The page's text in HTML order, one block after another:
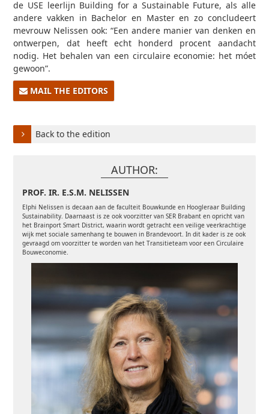
de USE leerlijn Building for a Sustainable Future, als alle
andere vakken in Bachelor en Master en zo concludeert
mevrouw Nelissen ook: “Een andere manier van denken en
ontwerpen, dat heeft echt honderd procent aandacht
nodig. Het behalen van een circulaire economie: het móet
gewoon”.
MAIL THE EDITORS
Back to the edition
AUTHOR:
PROF. IR. E.S.M. NELISSEN
Elphi Nelissen is decaan aan de faculteit Bouwkunde en Hoogleraar Building
Sustainability. Daarnaast is ze ook voorzitter van SER Brabant en opricht van
het Brainport Smart District, waarin wordt getracht een veilige veerkrachtige
wijk met sociale samenhang te bouwen in Brandevoort. In dit kader is ze ook
gevraagd om voorzitter te worden van het Transitieteam voor een Circulaire
Bouweconomie.